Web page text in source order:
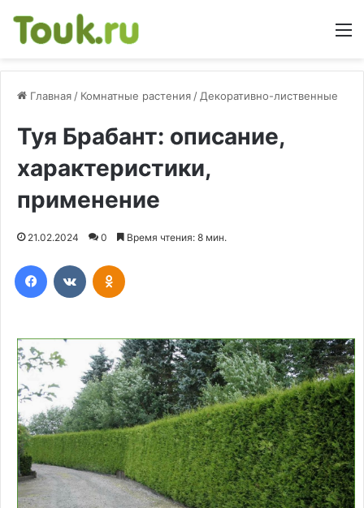
Главная / Комнатные растения / Декоративно-лиственные
Туя Брабант: описание,
характеристики,
применение
21.02.2024 0 Время чтения: 8 мин.